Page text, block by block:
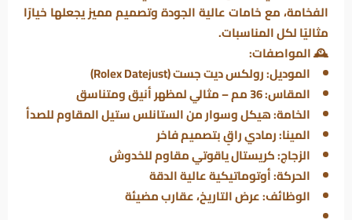
الفخامة، مع خامات عالية الجودة وتصميم مميز يجعلها خيارًا
مثاليًا لكل المناسبات.
🕰️المواصفات:
الموديل:رولكس ديت جست (Rolex Datejust)
المقاس:
الخامة:هيكل وسوار من الستانلس ستيل المقاوم للصدأ
المينا:رمادي راقٍ بتصميم فاخر
الزجاج:كريستال ياقوتي مقاوم للخدوش
الحركة:أوتوماتيكية عالية الدقة
الوظائف:عرض التاريخ، عقارب مضيئة